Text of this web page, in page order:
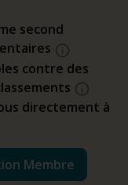
second
contre des
directement à
Membre